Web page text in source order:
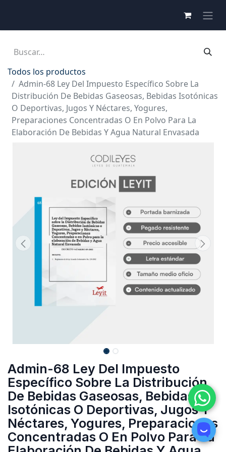
Todos los productos
Admin-68 Ley Del Impuesto Específico Sobre La
Distribución De Bebidas Gaseosas, Bebidas Isotónicas
O Deportivas, Jugos Y Néctares, Yogures,
Preparaciones Concentradas O En Polvo Para La
Elaboración De Bebidas Y Agua Natural Envasada
Admin-68 Ley Del Impuesto
Específico Sobre La Distribución
De Bebidas Gaseosas, Bebidas
Isotónicas O Deportivas, Jugos Y
Néctares, Yogures, Preparaciones
Concentradas O En Polvo Para La